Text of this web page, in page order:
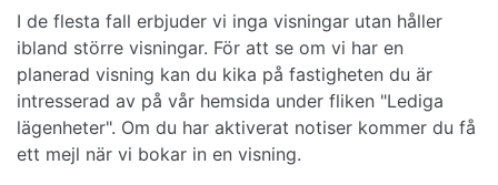
I de flesta fall erbjuder vi inga visningar utan håller
ibland större visningar. För att se om vi har en
planerad visning kan du kika på fastigheten du är
intresserad av på vår hemsida under fliken "Lediga
lägenheter". Om du har aktiverat notiser kommer du få
ett mejl när vi bokar in en visning.